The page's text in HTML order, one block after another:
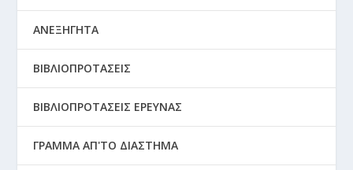
ΑΝΕΞΗΓΗΤΑ
ΒΙΒΛΙΟΠΡΟΤΑΣΕΙΣ
ΒΙΒΛΙΟΠΡΟΤΑΣΕΙΣ ΕΡΕΥΝΑΣ
ΓΡΑΜΜΑ ΑΠ'ΤΟ ΔΙΑΣΤΗΜΑ